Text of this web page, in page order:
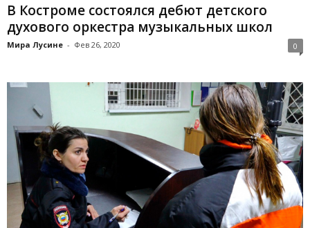
В Костроме состоялся дебют детского
духового оркестра музыкальных школ
Мира Лусине - Фев 26, 2020 0